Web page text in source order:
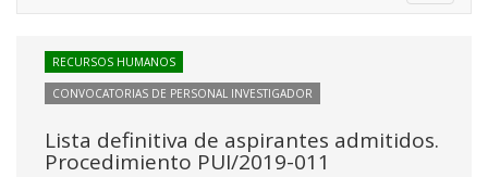
RECURSOS HUMANOS
CONVOCATORIAS DE PERSONAL INVESTIGADOR
Lista definitiva de aspirantes admitidos.
Procedimiento PUI/2019-011